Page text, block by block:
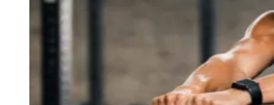
Agenda de Vestibulares
Vagas de Emprego
Panorama Econômico